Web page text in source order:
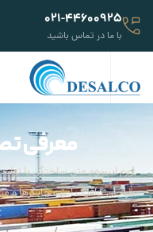
021-44600925
با ما در تماس باشید
معرفی
لورم ایپسوم متن ساختگی با
طراحان گرافیک است چاپگرها و